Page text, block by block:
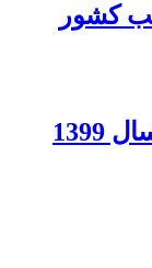
کشور